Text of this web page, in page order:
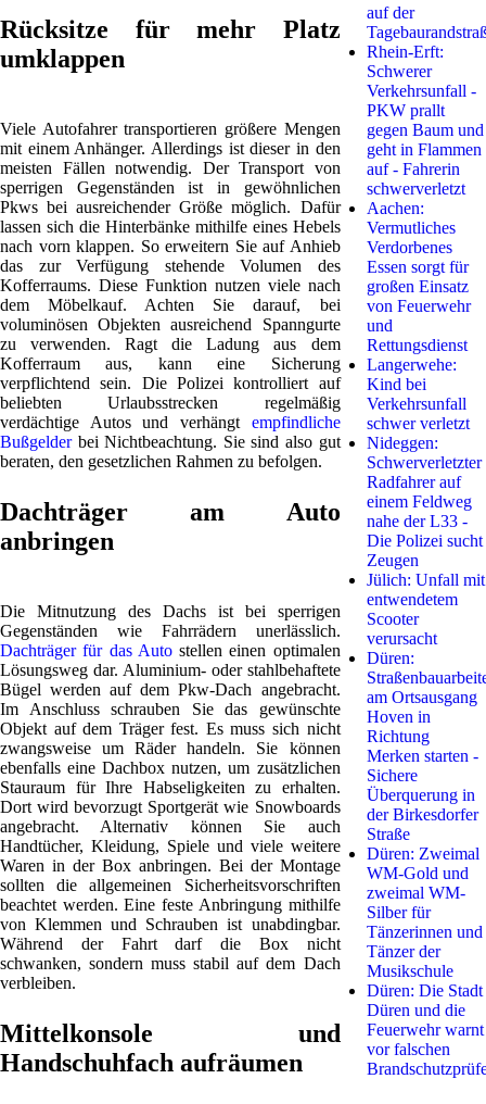
Rücksitze für mehr Platz
umklappen
Viele Autofahrer transportieren größere Mengen
mit einem Anhänger. Allerdings ist dieser in den
meisten Fällen notwendig. Der Transport von
sperrigen Gegenständen ist in gewöhnlichen
Pkws bei ausreichender Größe möglich. Dafür
lassen sich die Hinterbänke mithilfe eines Hebels
nach vorn klappen. So erweitern Sie auf Anhieb
das zur Verfügung stehende Volumen des
Kofferraums. Diese Funktion nutzen viele nach
dem Möbelkauf. Achten Sie darauf, bei
voluminösen Objekten ausreichend Spanngurte
zu verwenden. Ragt die Ladung aus dem
Kofferraum aus, kann eine Sicherung
verpflichtend sein. Die Polizei kontrolliert auf
beliebten Urlaubsstrecken regelmäßig
verdächtige Autos und verhängt empfindliche
Bußgelderbei Nichtbeachtung. Sie sind also gut
beraten, den gesetzlichen Rahmen zu befolgen.
Dachträger am Auto
anbringen
Die Mitnutzung des Dachs ist bei sperrigen
Gegenständen wie Fahrrädern unerlässlich.
Dachträger für das Autostellen einen optimalen
Lösungsweg dar. Aluminium- oder stahlbehaftete
Bügel werden auf dem Pkw-Dach angebracht.
Im Anschluss schrauben Sie das gewünschte
Objekt auf dem Träger fest. Es muss sich nicht
zwangsweise um Räder handeln. Sie können
ebenfalls eine Dachbox nutzen, um zusätzlichen
Stauraum für Ihre Habseligkeiten zu erhalten.
Dort wird bevorzugt Sportgerät wie Snowboards
angebracht. Alternativ können Sie auch
Handtücher, Kleidung, Spiele und viele weitere
Waren in der Box anbringen. Bei der Montage
sollten die allgemeinen Sicherheitsvorschriften
beachtet werden. Eine feste Anbringung mithilfe
von Klemmen und Schrauben ist unabdingbar.
Während der Fahrt darf die Box nicht
schwanken, sondern muss stabil auf dem Dach
verbleiben.
Mittelkonsole und
Handschuhfach aufräumen
auf der
Rhein-Erft:
Schwerer
Verkehrsunfall -
PKW prallt
gegen Baum und
geht in Flammen
auf - Fahrerin
schwerverletzt
Aachen:
Vermutliches
Verdorbenes
Essen sorgt für
großen Einsatz
von Feuerwehr
und
Rettungsdienst
Langerwehe:
Kind bei
Verkehrsunfall
schwer verletzt
Nideggen:
Schwerverletzter
Radfahrer auf
einem Feldweg
nahe der L33 -
Die Polizei sucht
Zeugen
Jülich: Unfall mit
entwendetem
Scooter
verursacht
Düren:
am Ortsausgang
Hoven in
Richtung
Merken starten -
Sichere
Überquerung in
der Birkesdorfer
Straße
Düren: Zweimal
WM-Gold und
zweimal WM-
Silber für
Tänzerinnen und
Tänzer der
Musikschule
Düren: Die Stadt
Düren und die
Feuerwehr warnt
vor falschen